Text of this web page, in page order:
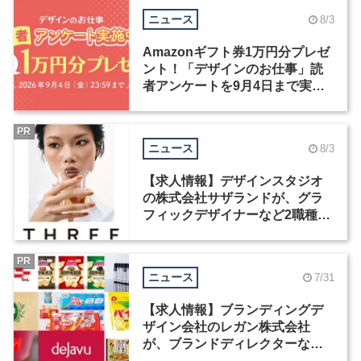
ニュース 8/3
Amazonギフト券1万円分プレゼ
ント！「デザインのお仕事」読
者アンケートを9月4日まで実施
ニュース 8/3
【求人情報】デザインスタジオ
の株式会社サザランドが、グラ
フィックデザイナーなど2職種を
PR
ニュース 7/31
【求人情報】ブランディングデ
ザイン会社のレガン株式会社
が、ブランドディレクターなど3
PR